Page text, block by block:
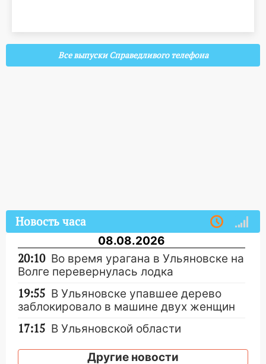
Все выпуски Справедливого телефона
Новость часа
08.08.2026
20:10 Во время урагана в Ульяновске на
Волге перевернулась лодка
19:55 В Ульяновске упавшее дерево
заблокировало в машине двух женщин
17:15 В Ульяновской области
готов, ещё два — почти завершены
Другие новости